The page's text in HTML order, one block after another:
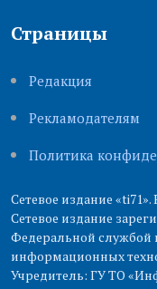
Страницы
Редакция
Рекламодателям
Политика
Сетевое издание
Сетевое издание
Федеральной службой
информационных
Учредитель: ГУ ТО